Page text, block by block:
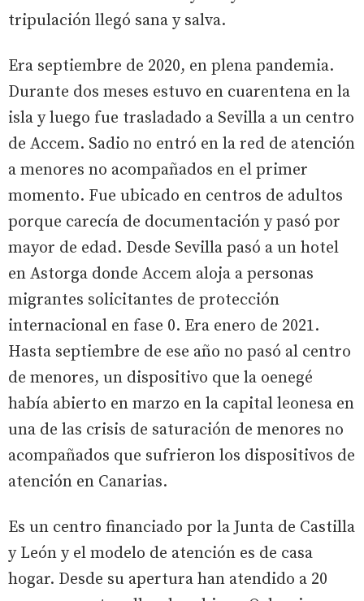
tripulación llegó sana y salva.
Era septiembre de 2020, en plena pandemia.
Durante dos meses estuvo en cuarentena en la
isla y luego fue trasladado a Sevilla a un centro
de Accem. Sadio no entró en la red de atención
a menores no acompañados en el primer
momento. Fue ubicado en centros de adultos
porque carecía de documentación y pasó por
mayor de edad. Desde Sevilla pasó a un hotel
en Astorga donde Accem aloja a personas
migrantes solicitantes de protección
internacional en fase 0. Era enero de 2021.
Hasta septiembre de ese año no pasó al centro
de menores, un dispositivo que la oenegé
había abierto en marzo en la capital leonesa en
una de las crisis de saturación de menores no
acompañados que sufrieron los dispositivos de
atención en Canarias.
Es un centro financiado por la Junta de Castilla
y León y el modelo de atención es de casa
hogar. Desde su apertura han atendido a 20